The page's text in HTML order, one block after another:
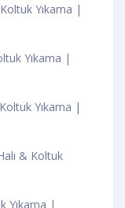
Yıkama |
Yıkama |
Yıkama |
& Koltuk
Yıkama |